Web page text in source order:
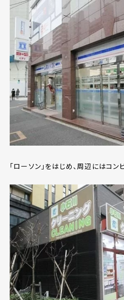
「ローソン」をはじめ、周辺にはコン